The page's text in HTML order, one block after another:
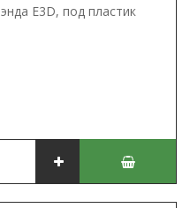
E3D, под пластик